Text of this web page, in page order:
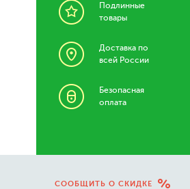
Подлинные
товары
Доставка по
всей России
Безопасная
оплата
СООБЩИТЬ О СКИДКЕ